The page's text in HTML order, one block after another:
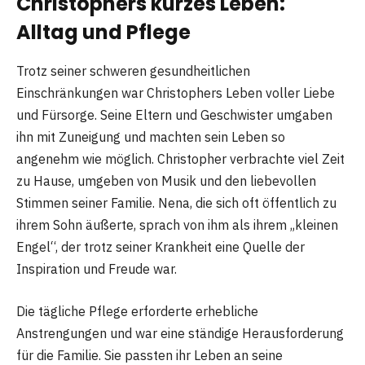
Alltag und Pflege
Trotz seiner schweren gesundheitlichen
Einschränkungen war Christophers Leben voller Liebe
und Fürsorge. Seine Eltern und Geschwister umgaben
ihn mit Zuneigung und machten sein Leben so
angenehm wie möglich. Christopher verbrachte viel Zeit
zu Hause, umgeben von Musik und den liebevollen
Stimmen seiner Familie. Nena, die sich oft öffentlich zu
ihrem Sohn äußerte, sprach von ihm als ihrem „kleinen
Engel“, der trotz seiner Krankheit eine Quelle der
Inspiration und Freude war.
Die tägliche Pflege erforderte erhebliche
Anstrengungen und war eine ständige Herausforderung
für die Familie. Sie passten ihr Leben an seine